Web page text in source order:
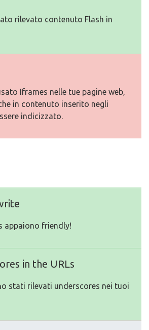
rilevato contenuto Flash in
Iframes nelle tue pagine web,
in contenuto inserito negli
indicizzato.
appaiono friendly!
in the URLs
stati rilevati underscores nei tuoi